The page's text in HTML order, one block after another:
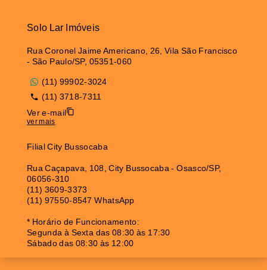
Solo Lar Imóveis
Rua Coronel Jaime Americano, 26, Vila São Francisco
- São Paulo/SP, 05351-060
(11) 99902-3024
(11) 3718-7311
Ver e-mail
ver mais
Filial City Bussocaba
Rua Caçapava, 108, City Bussocaba - Osasco/SP,
06056-310
(11) 3609-3373
(11) 97550-8547 WhatsApp
* Horário de Funcionamento:
Segunda à Sexta das 08:30 às 17:30
Sábado das 08:30 às 12:00